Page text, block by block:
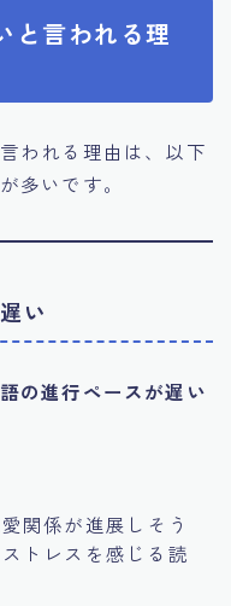
と言われる理
われる理由は、以下
多いです。
い
の進行ペースが遅い
関係が進展しそう
トレスを感じる読